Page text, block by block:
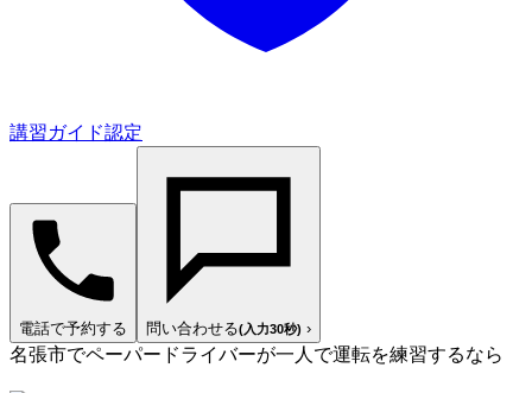
講習ガイド認定
電話で予約する 問い合わせる(入力30秒) ›
名張市でペーパードライバーが一人で運転を練習するなら